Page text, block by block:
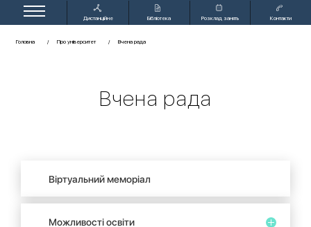
Дистанційне
Бібліотека Розклад занять Контакти
Головна Про університет Вчена рада
Вчена рада
Віртуальний меморіал
Можливості освіти